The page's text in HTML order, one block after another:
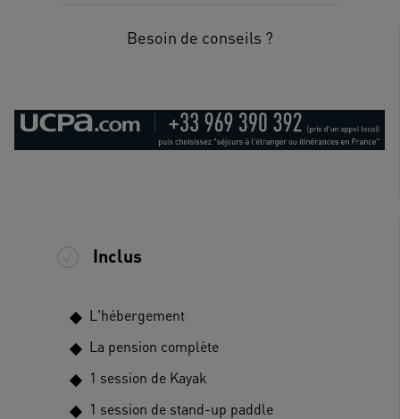
Besoin de conseils ?
Inclus
L'hébergement
La pension complète
1 session de Kayak
1 session de stand-up paddle